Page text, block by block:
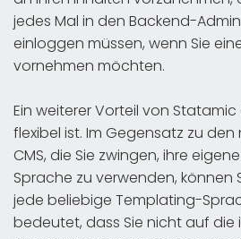
jedes Mal in den Backend-
einloggen müssen, wenn Sie
vornehmen möchten.
Ein weiterer Vorteil von Statamic
flexibel ist. Im Gegensatz zu
CMS, die Sie zwingen, ihre
Sprache zu verwenden, können
jede beliebige Templating-
bedeutet, dass Sie nicht auf die